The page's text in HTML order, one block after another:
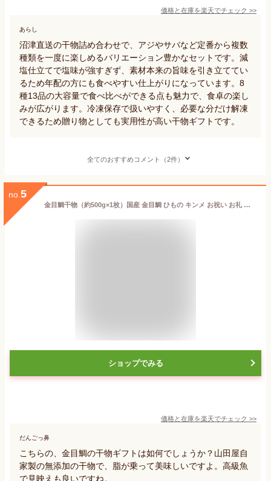
価格と在庫を楽天でチェック >>
あらし
沼津直送の干物詰め合わせで、アジやサバなど定番から複数
種類を一度に楽しめるバリエーション豊かなセットです。減
塩仕立てで塩味が強すぎず、素材本来の旨味を引き立ててい
るため年配の方にも食べやすい仕上がりになっています。8
種13品の大容量で食べ比べができる点も魅力で、食卓の楽し
みが広がります。冷凍保存で扱いやすく、必要な分だけ解凍
できるため贈り物としても実用性が高い干物ギフトです。
全てのおすすめコメント（2件）
no. 5
金目鯛干物（約500g×1枚）国産 金目鯛 ひもの キンメ お祝い お礼 ギフト 自家製 無添加 製造直売 海産物 伊豆 山田屋 お歳暮 お中元 敬老の日 父の日 母の日 お礼
ショップでみる
価格と在庫を楽天でチェック >>
だんごっ鼻
こちらの、金目鯛の干物ギフトは如何でしょうか？山田屋自
家製の無添加の干物で、脂が乗って美味しいですよ。高級魚
で見映えも良いですね。